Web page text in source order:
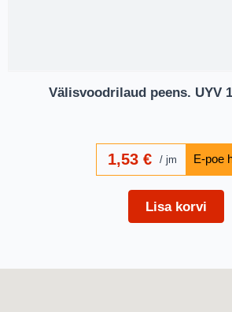
Välisvoodrilaud peens. UYV
1,53 € jm
Lisa korvi